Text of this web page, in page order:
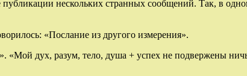
нескольких странных сообщений. Так, в
«Послание из другого измерения».
дух, разум, тело, душа + успех не подвержены